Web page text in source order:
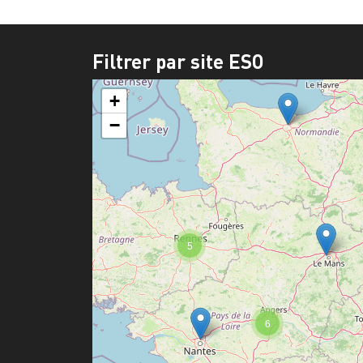
Filtrer par site ESO
6
5
+
−